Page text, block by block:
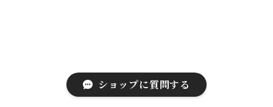
ショップに質問する